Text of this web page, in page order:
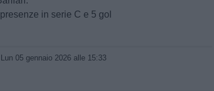
in serie C e 5 gol
Lun 05 gennaio 2026 alle 15:33